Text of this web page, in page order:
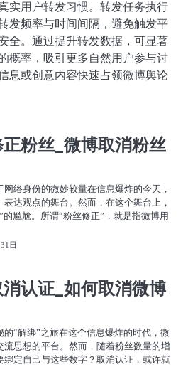
实用户转发习惯。转发任务执行
发频率与时间间隔，避免触发平
全。通过提升转发数据，可显著
概率，吸引更多自然用户参与讨
息或创意内容快速占领微博舆论
粉丝_微博取消粉丝
络身份的微妙较量在信息爆炸的今天，
达观点的舞台。然而，在这个舞台上，
尴尬。所谓“粉丝修正”，就是指微博用
日
认证_如何取消微博
“解绑”之旅在这个信息爆炸的时代，微
思想的平台。然而，随着粉丝数量的增
绑定自己与这些数字？取消认证，或许就